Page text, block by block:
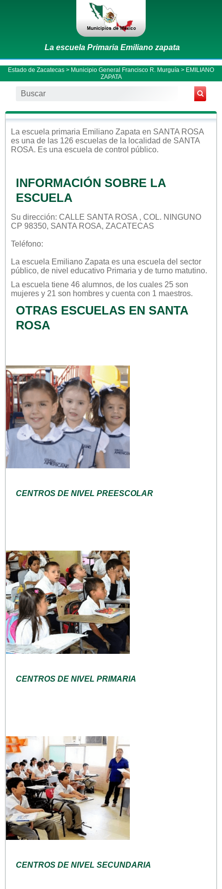
La escuela Primaria Emiliano zapata
Estado de Zacatecas > Municipio General Francisco R. Murguía > EMILIANO
ZAPATA
La escuela primaria Emiliano Zapata en SANTA ROSA
es una de las 126 escuelas de la localidad de SANTA
ROSA. Es una escuela de control público.
INFORMACIÓN SOBRE LA
ESCUELA
Su dirección: CALLE SANTA ROSA , COL. NINGUNO
CP 98350, SANTA ROSA, ZACATECAS
Teléfono:
La escuela Emiliano Zapata es una escuela del sector
público, de nivel educativo Primaria y de turno matutino.
La escuela tiene 46 alumnos, de los cuales 25 son
mujeres y 21 son hombres y cuenta con 1 maestros.
OTRAS ESCUELAS EN SANTA
ROSA
CENTROS DE NIVEL PREESCOLAR
CENTROS DE NIVEL PRIMARIA
CENTROS DE NIVEL SECUNDARIA